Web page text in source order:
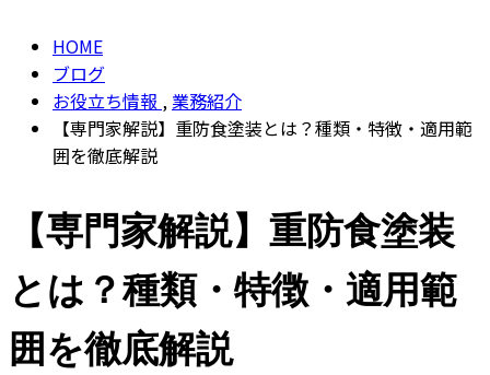
HOME
ブログ
お役立ち情報 ,業務紹介
【専門家解説】重防食塗装とは？種類・特徴・適用範
囲を徹底解説
【専門家解説】重防食塗装
とは？種類・特徴・適用範
囲を徹底解説